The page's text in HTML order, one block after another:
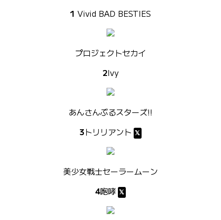
1 Vivid BAD BESTIES
プロジェクトセカイ
2Ivy
あんさんぶるスターズ!!
3トリリアント
美少女戦士セーラームーン
4咆哮